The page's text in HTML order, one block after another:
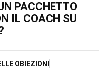
PACCHETTO
IL COACH SU